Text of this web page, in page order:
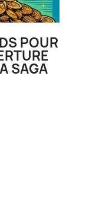
POUR
SAGA